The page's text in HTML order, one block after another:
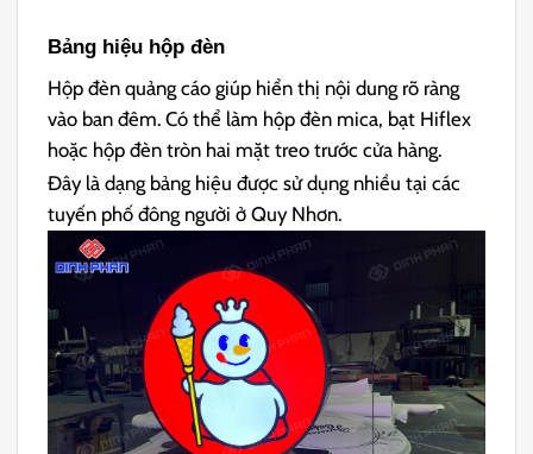
Bảng hiệu hộp đèn
Hộp đèn quảng cáo giúp hiển thị nội dung rõ ràng
vào ban đêm. Có thể làm hộp đèn mica, bạt Hiflex
hoặc hộp đèn tròn hai mặt treo trước cửa hàng.
Đây là dạng bảng hiệu được sử dụng nhiều tại các
tuyến phố đông người ở Quy Nhơn.